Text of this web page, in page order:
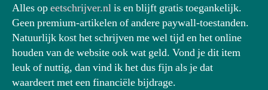
Alles opeetschrijver.nlis en blijft gratis toegankelijk.
Geen premium-artikelen of andere paywall-toestanden.
Natuurlijk kost het schrijven me wel tijd en het online
houden van de website ook wat geld. Vond je dit item
leuk of nuttig, dan vind ik het dus fijn als je dat
waardeert met een financiële bijdrage.